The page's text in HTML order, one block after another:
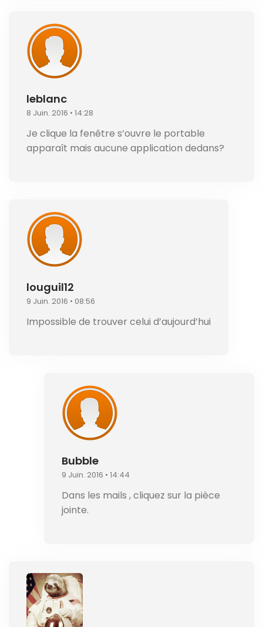
leblanc
8 Juin. 2016 • 14:28
Je clique la fenêtre s’ouvre le portable
apparaît mais aucune application dedans?
louguil12
9 Juin. 2016 • 08:56
Impossible de trouver celui d’aujourd’hui
Bubble
9 Juin. 2016 • 14:44
Dans les mails , cliquez sur la pièce
jointe.